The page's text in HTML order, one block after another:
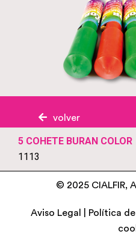
volver
5 COHETE BURAN COLOR
1113
© 2025 CIALFIR,
Aviso Legal Política